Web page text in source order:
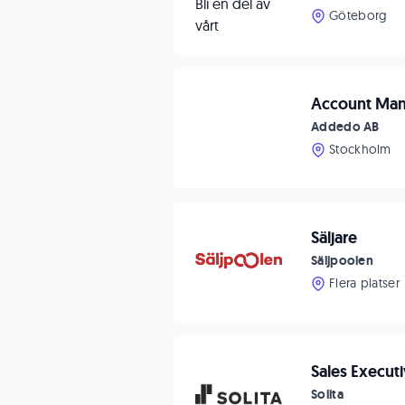
Göteborg
Account
Addedo AB
Stockholm
Säljare
Säljpoolen
Flera platser
Sales
Solita